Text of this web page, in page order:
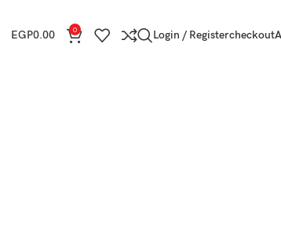
checkout
Login / Register
0
EGP0.00